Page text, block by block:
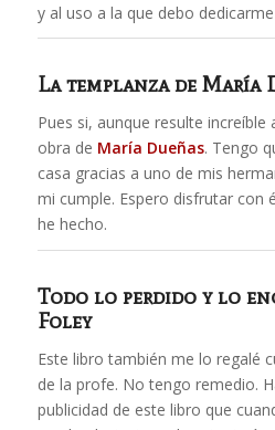
y al uso a la que debo
La templanzade María
Pues si, aunque resulte
obra de María Dueñas. Tengo
casa gracias a uno de mis
mi cumple. Espero disfrutar con
he hecho.
Todo lo perdido y lo
Foley
Este libro también me lo regalé
de la profe. No tengo remedio.
publicidad de este libro que